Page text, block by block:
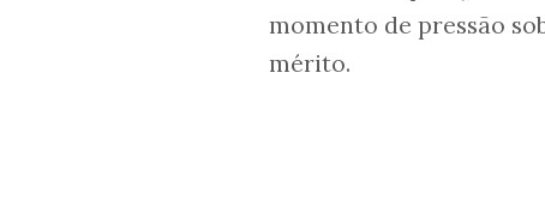
momento de pressão
mérito.